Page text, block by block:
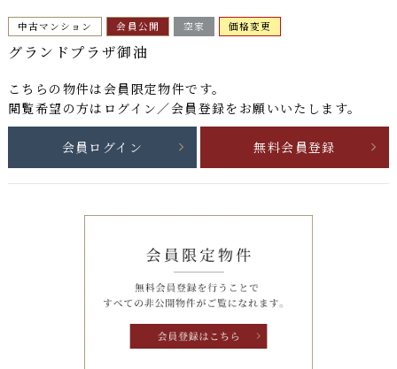
中古マンション 会員公開 空家 価格変更
グランドプラザ御油
こちらの物件は 会員限定物件です。
閲覧希望の方はログイン／会員登録をお願いいたします。
会員ログイン 無料会員登録